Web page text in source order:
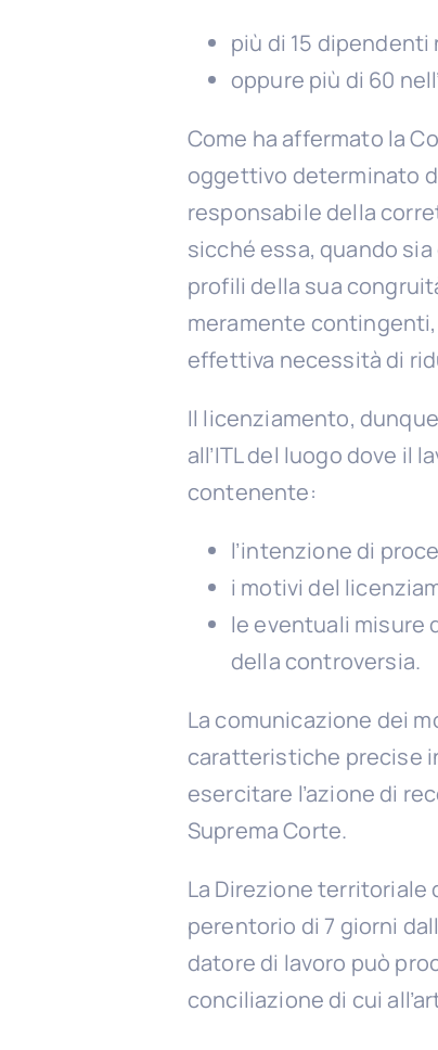
più di 15
oppure più di 60
Come ha affermato la
oggettivo determinato
responsabile della
sicché essa, quando
profili della sua
meramente
effettiva necessità di
Il licenziamento,
all’ITL del luogo dove il
contenente:
l’intenzione di
i motivi del
le eventuali misure
della controversia.
La comunicazione dei
caratteristiche precise
esercitare l’azione di
Suprema Corte.
La Direzione territoriale
perentorio di 7 giorni
datore di lavoro può
conciliazione di cui